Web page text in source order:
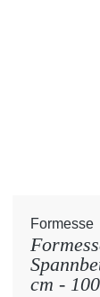
Formesse
cm -